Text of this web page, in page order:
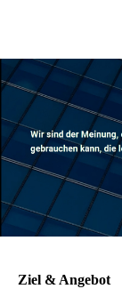
Ziel & Angebot